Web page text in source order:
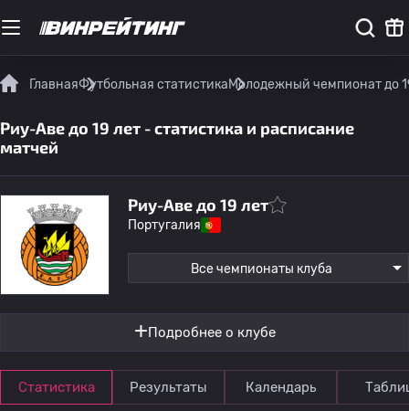
ГлавнаяФутбольная статистикаМолодежный чемпионат до
Риу-Аве до 19 лет - статистика и расписание
матчей
Риу-Аве до 19 лет
Португалия
Все чемпионаты клуба
Подробнее о клубе
Статистика Результаты Календарь